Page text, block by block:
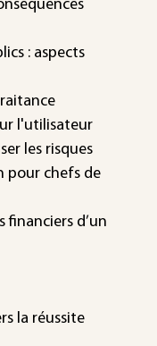
: aspects
l'utilisateur
les risques
pour chefs de
financiers d’un
la réussite